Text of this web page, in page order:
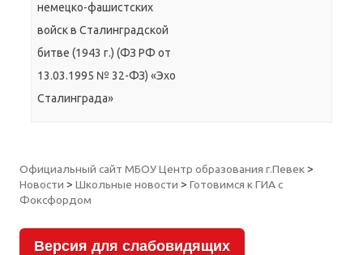
немецко-фашистских
войск в Сталинградской
битве (1943 г.) (ФЗ РФ от
13.03.1995 № 32-ФЗ) «Эхо
Сталинграда»
Официальный сайт МБОУ Центр образования г.Певек>
Новости > Школьные новости > Готовимся к ГИА с
Фоксфордом
Версия для слабовидящих